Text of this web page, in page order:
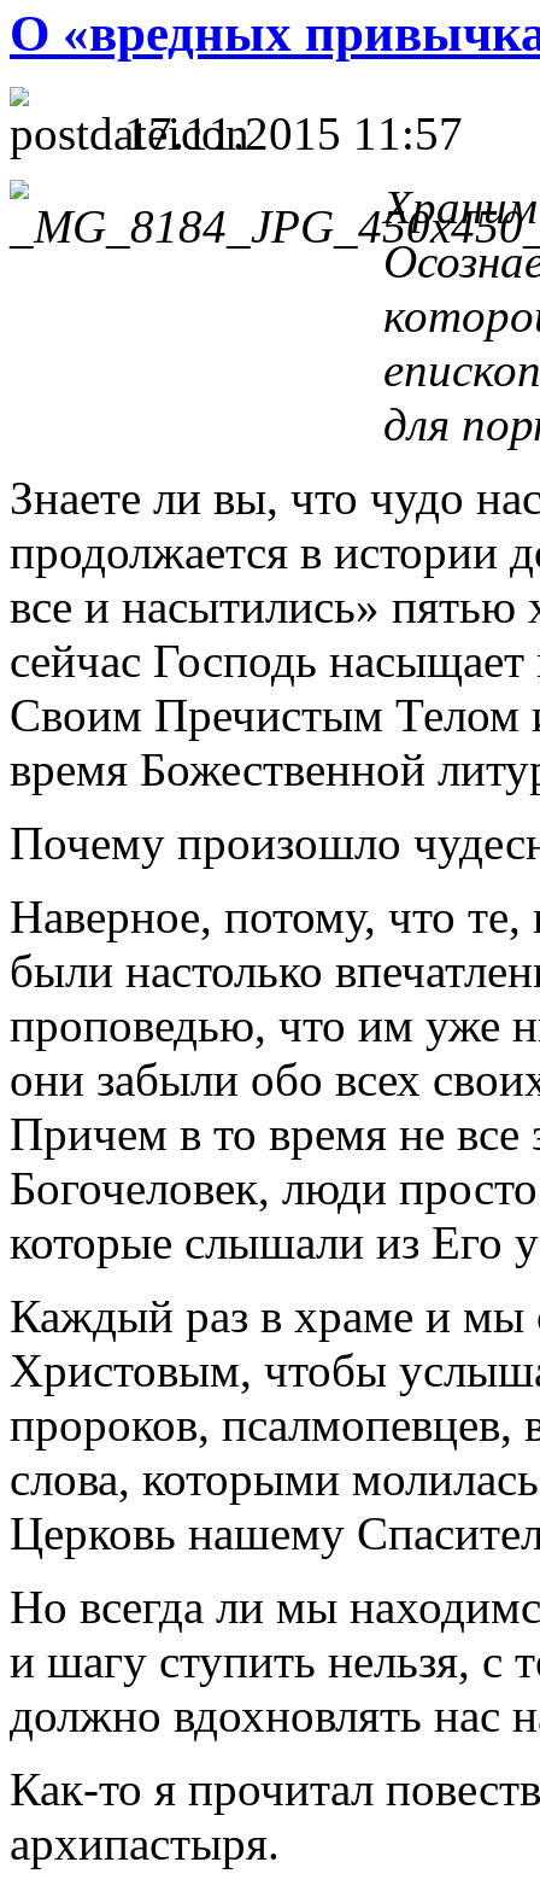
О «вредных
17.11.2015 11:57
Храним
для
Знаете ли вы, что чудо
продолжается в истории
все и насытились»
сейчас Господь
Своим Пречистым Телом
время Божественной
Почему произошло
Наверное, потому, что
были настолько
проповедью, что им уже
они забыли обо всех
Причем в то время не все
Богочеловек, люди
которые слышали из Его
Каждый раз в храме и мы
Христовым, чтобы
пророков, псалмопевцев,
слова, которыми
Церковь нашему
Но всегда ли мы
и шагу ступить нельзя, с
должно вдохновлять нас
Как-то я прочитал
архипастыря.